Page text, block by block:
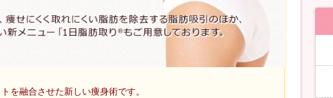
を融合させた新しい痩身術です。